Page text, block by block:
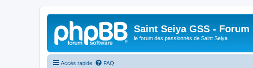
Saint Seiya GSS - Forum
le forum des passionnés de Saint Seiya
Accès rapide FAQ